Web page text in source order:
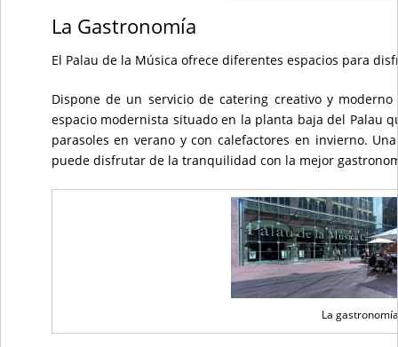
La Gastronomía
El Palau de la Música ofrece diferentes espacios para
Dispone de un servicio de catering creativo y
espacio modernista situado en la planta baja del Palau
parasoles en verano y con calefactores en invierno.
puede disfrutar de la tranquilidad con la mejor
La gastronomía